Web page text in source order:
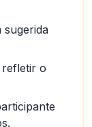
sugerida
refletir o